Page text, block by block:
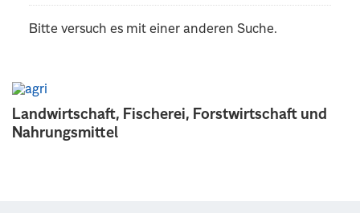
Landwirtschaft, Fischerei, Forstwirtschaft und
Nahrungsmittel
Bitte versuch es mit einer anderen Suche.